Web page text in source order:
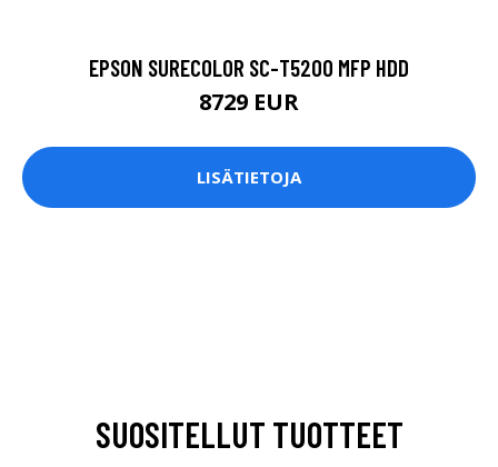
EPSON SURECOLOR SC-T5200 MFP HDD
8729 EUR
LISÄTIETOJA
SUOSITELLUT TUOTTEET